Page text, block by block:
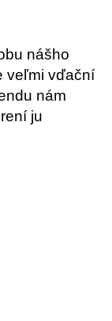
nášho
veľmi vďační
nám
ju